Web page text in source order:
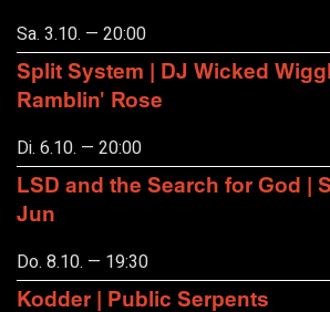
Sa. 3.10. — 20:00
Split System | DJ Wicked
Ramblin' Rose
Di. 6.10. — 20:00
LSD and the Search for God |
Jun
Do. 8.10. — 19:30
Kodder | Public Serpents